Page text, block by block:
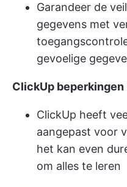
Garandeer de
gegevens met
gevoelige
ClickUp beperkingen
ClickUp heeft
aangepast voor
het kan even
om alles te leren